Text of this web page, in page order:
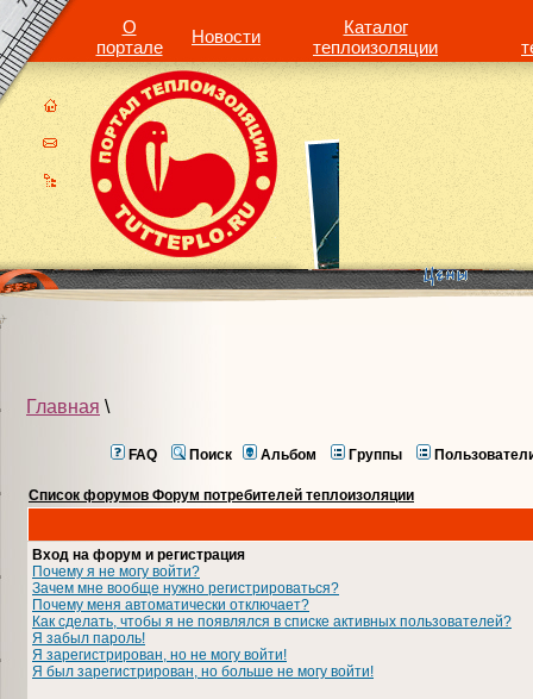
О
портале
Новости
Каталог
теплоизоляции
Главная \
FAQ Поиск Альбом Группы
Список форумов Форум потребителей теплоизоляции
Вход на форум и регистрация
Почему я не могу войти?
Зачем мне вообще нужно регистрироваться?
Почему меня автоматически отключает?
Как сделать, чтобы я не появлялся в списке активных пользователей?
Я забыл пароль!
Я зарегистрирован, но не могу войти!
Я был зарегистрирован, но больше не могу войти!